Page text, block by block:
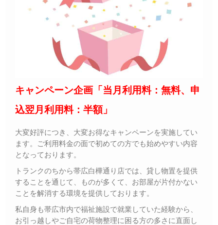
キャンペーン企画「当月利用料：無料、申
込翌月利用料：半額」
大変好評につき、大変お得なキャンペーンを実施してい
ます。ご利用料金の面で初めての方でも始めやすい内容
となっております。
トランクのちから帯広白樺通り店では、貸し物置を提供
することを通じて、ものが多くて、お部屋が片付かない
ことを解消する環境を提供しております。
私自身も帯広市内で福祉施設で就業していた経験から、
お引っ越しやご自宅の荷物整理に困る方の多さに直面し